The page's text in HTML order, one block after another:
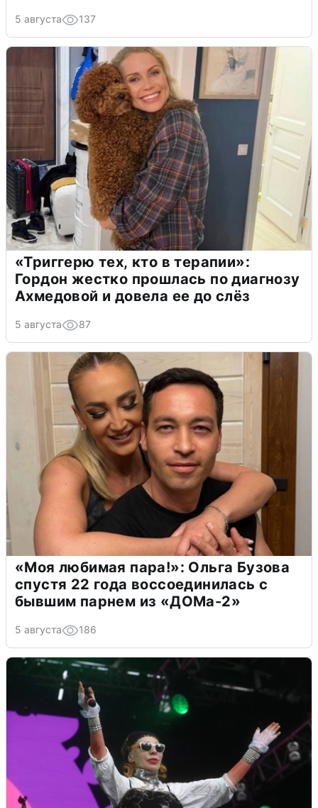
5 августа 137
«Триггерю тех, кто в терапии»:
Гордон жестко прошлась по диагнозу
Ахмедовой и довела ее до слёз
5 августа 87
«Моя любимая пара!»: Ольга Бузова
спустя 22 года воссоединилась с
бывшим парнем из «ДОМа-2»
5 августа 186